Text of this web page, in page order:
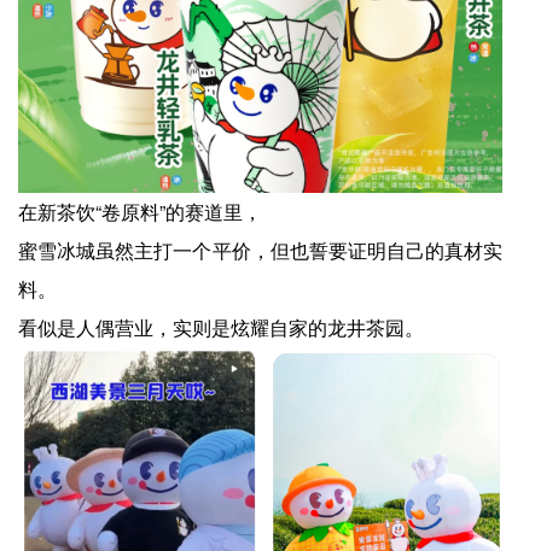
在新茶饮“卷原料”的赛道里，
蜜雪冰城虽然主打一个平价，但也誓要证明自己的真材实
料。
看似是人偶营业，实则是炫耀自家的龙井茶园。